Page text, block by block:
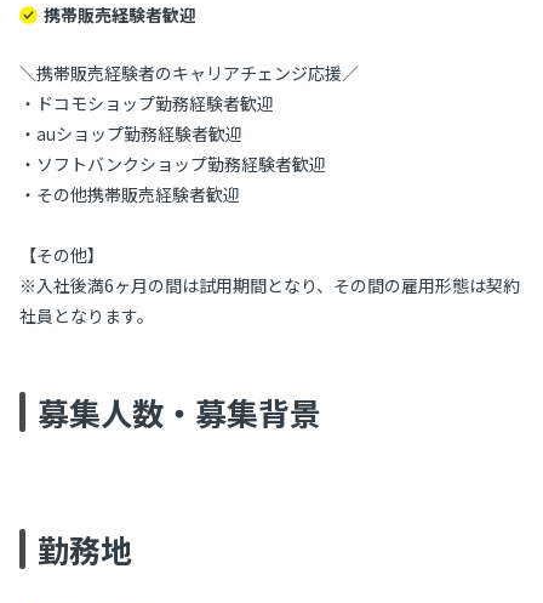
携帯販売経験者歓迎
＼携帯販売経験者のキャリアチェンジ応援／
・ドコモショップ勤務経験者歓迎
・auショップ勤務経験者歓迎
・ソフトバンクショップ勤務経験者歓迎
・その他携帯販売経験者歓迎
【その他】
※入社後満6ヶ月の間は試用期間となり、その間の雇用形態は契約
社員となります。
募集人数・募集背景
勤務地